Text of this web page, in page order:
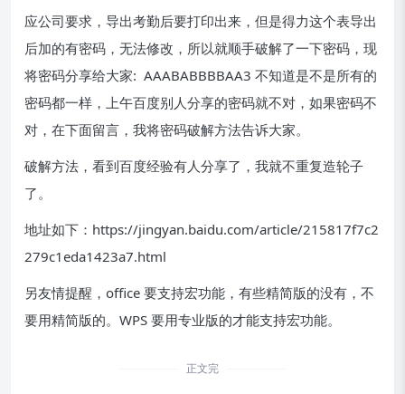
应公司要求，导出考勤后要打印出来，但是得力这个表导出
后加的有密码，无法修改，所以就顺手破解了一下密码，现
将密码分享给大家: AAABABBBBAA3 不知道是不是所有的
密码都一样，上午百度别人分享的密码就不对，如果密码不
对，在下面留言，我将密码破解方法告诉大家。
破解方法，看到百度经验有人分享了，我就不重复造轮子
了。
地址如下：https://jingyan.baidu.com/article/215817f7c2
279c1eda1423a7.html
另友情提醒，office 要支持宏功能，有些精简版的没有，不
要用精简版的。WPS 要用专业版的才能支持宏功能。
正文完